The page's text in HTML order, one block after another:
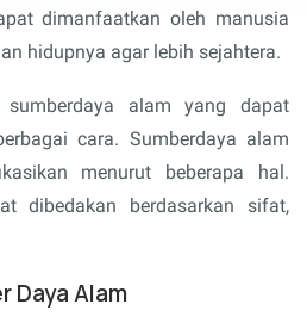
dimanfaatkan oleh manusia
hidupnya agar lebih sejahtera.
alam yang dapat
cara. Sumberdaya alam
menurut beberapa hal.
dibedakan berdasarkan sifat,
Daya Alam